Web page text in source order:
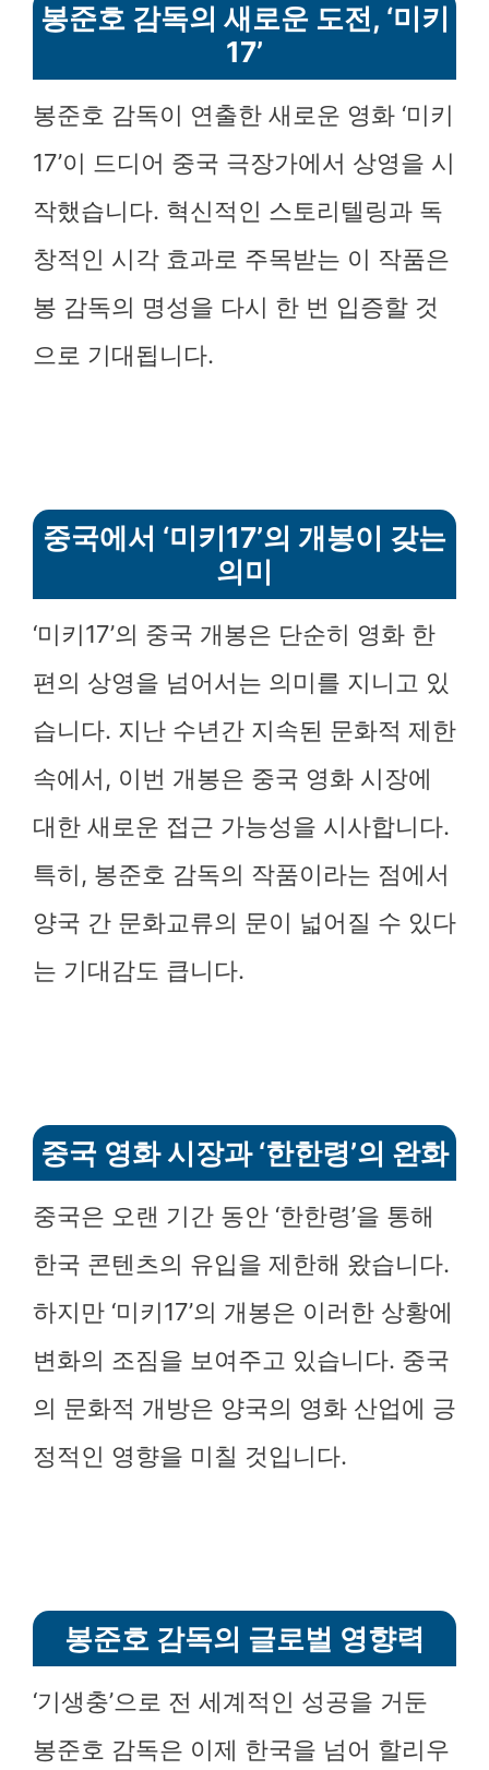
봉준호 감독의 새로운 도전, ‘미키
17’
봉준호 감독이 연출한 새로운 영화 ‘미키
17’이 드디어 중국 극장가에서 상영을 시
작했습니다. 혁신적인 스토리텔링과 독
창적인 시각 효과로 주목받는 이 작품은
봉 감독의 명성을 다시 한 번 입증할 것
으로 기대됩니다.
중국에서 ‘미키17’의 개봉이 갖는
의미
‘미키17’의 중국 개봉은 단순히 영화 한
편의 상영을 넘어서는 의미를 지니고 있
습니다. 지난 수년간 지속된 문화적 제한
속에서, 이번 개봉은 중국 영화 시장에
대한 새로운 접근 가능성을 시사합니다.
특히, 봉준호 감독의 작품이라는 점에서
양국 간 문화교류의 문이 넓어질 수 있다
는 기대감도 큽니다.
중국 영화 시장과 ‘한한령’의 완화
중국은 오랜 기간 동안 ‘한한령’을 통해
한국 콘텐츠의 유입을 제한해 왔습니다.
하지만 ‘미키17’의 개봉은 이러한 상황에
변화의 조짐을 보여주고 있습니다. 중국
의 문화적 개방은 양국의 영화 산업에 긍
정적인 영향을 미칠 것입니다.
봉준호 감독의 글로벌 영향력
‘기생충’으로 전 세계적인 성공을 거둔
봉준호 감독은 이제 한국을 넘어 할리우